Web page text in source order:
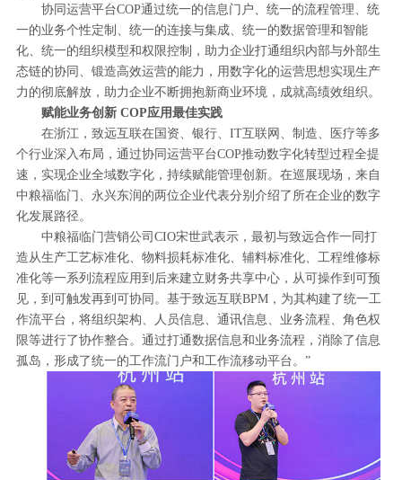
协同运营平台COP通过统一的信息门户、统一的流程管理、统
一的业务个性定制、统一的连接与集成、统一的数据管理和智能
化、统一的组织模型和权限控制，助力企业打通组织内部与外部生
态链的协同、锻造高效运营的能力，用数字化的运营思想实现生产
力的彻底解放，助力企业不断拥抱新商业环境，成就高绩效组织。
赋能业务创新 COP应用最佳实践
在浙江，致远互联在国资、银行、IT互联网、制造、医疗等多
个行业深入布局，通过协同运营平台COP推动数字化转型过程全提
速，实现企业全域数字化，持续赋能管理创新。在巡展现场，来自
中粮福临门、永兴东润的两位企业代表分别介绍了所在企业的数字
化发展路径。
中粮福临门营销公司CIO宋世武表示，最初与致远合作一同打
造从生产工艺标准化、物料损耗标准化、辅料标准化、工程维修标
准化等一系列流程应用到后来建立财务共享中心，从可操作到可预
见，到可触发再到可协同。基于致远互联BPM，为其构建了统一工
作流平台，将组织架构、人员信息、通讯信息、业务流程、角色权
限等进行了协作整合。通过打通数据信息和业务流程，消除了信息
孤岛，形成了统一的工作流门户和工作流移动平台。”